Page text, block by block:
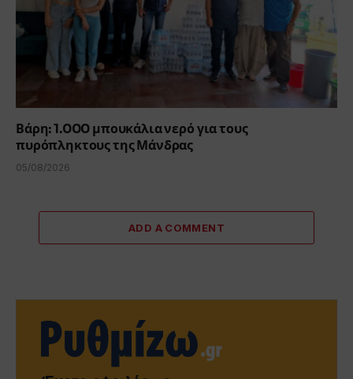
Βάρη: 1.000 μπουκάλια νερό για τους
πυρόπληκτους της Μάνδρας
05/08/2026
ADD A COMMENT